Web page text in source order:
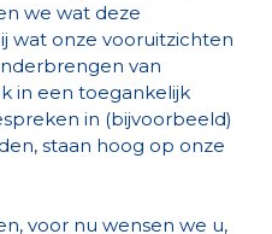
we wat deze
wat onze vooruitzichten
van
in een toegankelijk
in (bijvoorbeeld)
staan hoog op onze
voor nu wensen we u,